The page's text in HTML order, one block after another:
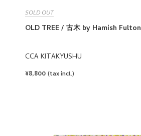
SOLD OUT
OLD TREE / 古木 by Hamish Fulton
CCA KITAKYUSHU
REGULAR
¥8,800 (tax incl.)